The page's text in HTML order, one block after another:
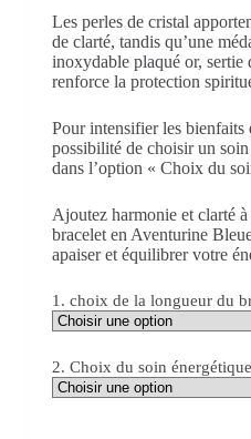
Les perles de cristal
de clarté, tandis qu’une
inoxydable plaqué or, sertie
renforce la protection
Pour intensifier les bienfaits
possibilité de choisir un
dans l’option « Choix du
Ajoutez harmonie et clarté
bracelet en Aventurine
apaiser et équilibrer votre
1. choix de la longueur du
2. Choix du soin